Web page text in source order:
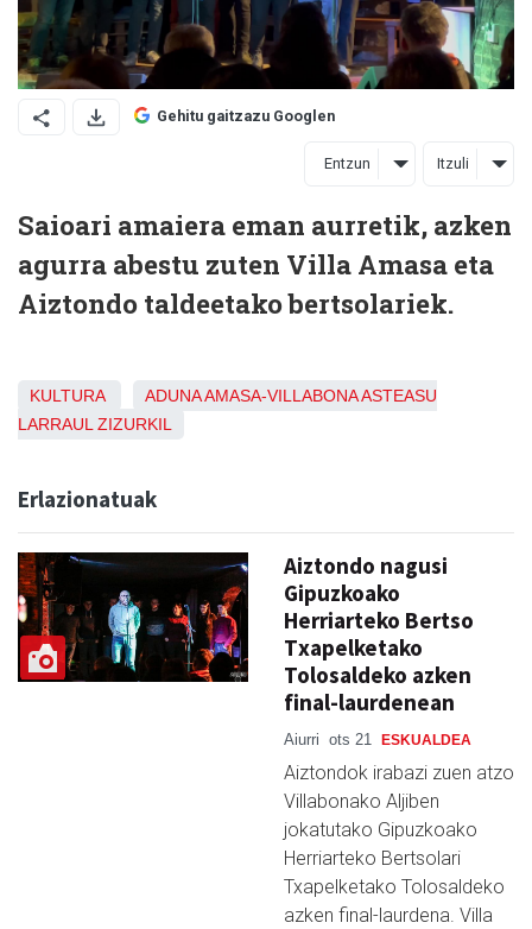
Gehitu gaitzazu Googlen
Entzun Itzuli
Saioari amaiera eman aurretik, azken
agurra abestu zuten Villa Amasa eta
Aiztondo taldeetako bertsolariek.
KULTURA ADUNAAMASA-VILLABONAASTEASU
LARRAUL ZIZURKIL
Erlazionatuak
Aiztondo nagusi
Gipuzkoako
Herriarteko Bertso
Txapelketako
Tolosaldeko azken
final-laurdenean
Aiurri ots 21 ESKUALDEA
Aiztondok irabazi zuen atzo
Villabonako Aljiben
jokatutako Gipuzkoako
Herriarteko Bertsolari
Txapelketako Tolosaldeko
azken final-laurdena. Villa